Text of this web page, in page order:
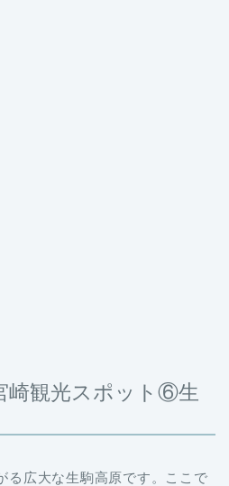
崎観光スポット⑥生
る広大な生駒高原です。ここで